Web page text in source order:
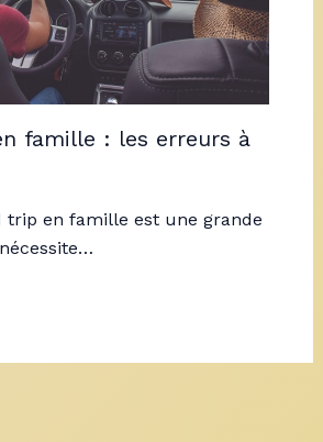
famille : les erreurs à
trip en famille est une grande